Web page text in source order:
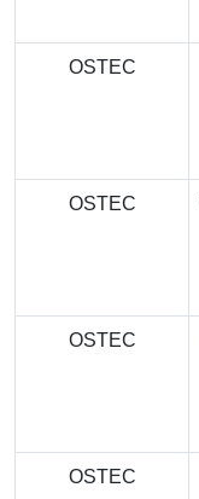
OSTEC
OSTEC
OSTEC
OSTEC